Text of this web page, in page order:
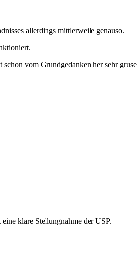
allerdings mittlerweile genauso.
schon vom Grundgedanken her sehr
klare Stellungnahme der USP.